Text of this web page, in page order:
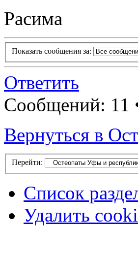
Расима
Показать сообщения за:
Ответить
Сообщений: 11
Вернуться в
Перейти:
Список
Удалить